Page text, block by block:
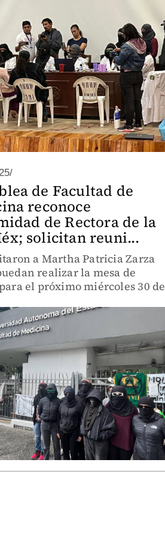
de Facultad de
reconoce
de Rectora de la
solicitan reuni...
a Martha Patricia Zarza
realizar la mesa de
el próximo miércoles 30 de